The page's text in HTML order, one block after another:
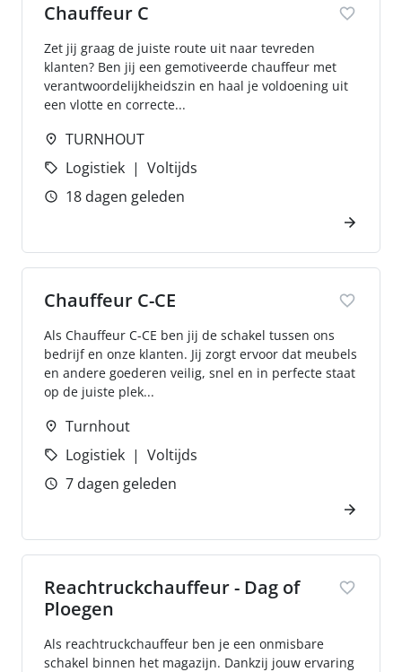
Chauffeur C
Zet jij graag de juiste route uit naar tevreden
klanten? Ben jij een gemotiveerde chauffeur met
verantwoordelijkheidszin en haal je voldoening uit
een vlotte en correcte...
TURNHOUT
Logistiek
Voltijds
18 dagen geleden
Chauffeur C-CE
Als Chauffeur C-CE ben jij de schakel tussen ons
bedrijf en onze klanten. Jij zorgt ervoor dat meubels
en andere goederen veilig, snel en in perfecte staat
op de juiste plek...
Turnhout
Logistiek
Voltijds
7 dagen geleden
Reachtruckchauffeur - Dag of
Ploegen
Als reachtruckchauffeur ben je een onmisbare
schakel binnen het magazijn. Dankzij jouw ervaring